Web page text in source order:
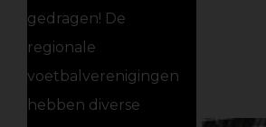
gedragen! De
regionale
voetbalverenigingen
hebben diverse